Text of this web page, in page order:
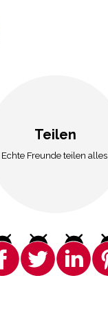
Teilen
Echte Freunde teilen alles.